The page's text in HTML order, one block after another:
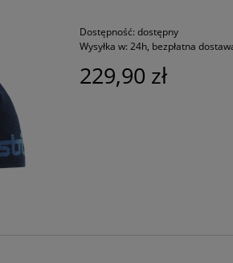
Dostępność: dostępny
Wysyłka w: 24h, bezpłatna
229,90 zł